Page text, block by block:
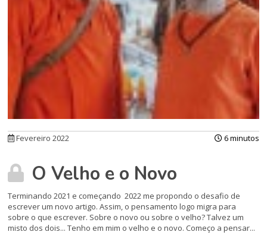
Fevereiro 2022 6 minutos
O Velho e o Novo
Terminando 2021 e começando 2022 me propondo o desafio de
escrever um novo artigo. Assim, o pensamento logo migra para
sobre o que escrever. Sobre o novo ou sobre o velho? Talvez um
misto dos dois... Tenho em mim o velho e o novo. Começo a pensar...